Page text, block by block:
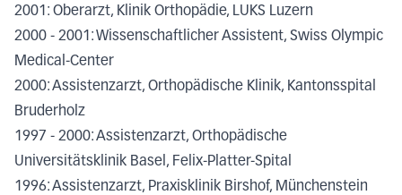
2001: Oberarzt, Klinik Orthopädie, LUKS Luzern
2000 - 2001: Wissenschaftlicher Assistent, Swiss Olympic
Medical-Center
2000: Assistenzarzt, Orthopädische Klinik, Kantonsspital
Bruderholz
1997 - 2000: Assistenzarzt, Orthopädische
Universitätsklinik Basel, Felix-Platter-Spital
1996: Assistenzarzt, Praxisklinik Birshof, Münchenstein